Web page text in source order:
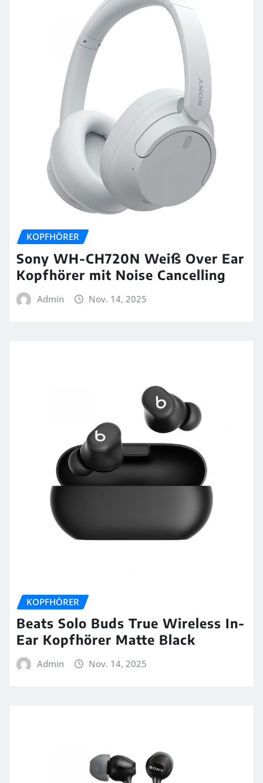
KOPFHÖRER
Sony WH-CH720N Weiß Over Ear
Kopfhörer mit Noise Cancelling
Admin Nov. 14, 2025
KOPFHÖRER
Beats Solo Buds True Wireless In-
Ear Kopfhörer Matte Black
Admin Nov. 14, 2025